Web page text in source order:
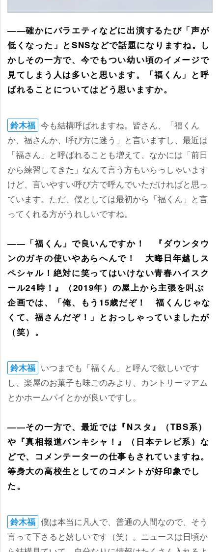
――確かにバラエティなどに出演するたび「声が
低くなった」とSNSなどで話題になりますね。し
かしその一方で、今でもつい幼い頃のイメージで
見てしまう人は多いと思います。「福くん」と呼
ばれることについてはどう思いますか。
鈴木福 今も結構呼ばれますね。皆さん、「福くん
か、福さんか、呼び方に迷う」と言いますし、最近は
「福さん」と呼ばれることも増えて、なかには「前日
から練習してきた」なんて言う方もいらっしゃいます
けど、言いやすい呼び方で呼んでいただければと思っ
ています。ただ、僕としては最初から「福くん」と言
ってくれる方がうれしいですね。
――「福くん」で良いんですか！ 『ダウンタウ
ンのガキの使いやあらへんで！ 大晦日年越しス
ペシャル！絶対に笑ってはいけない青春ハイスク
ール24時！』（2019年）の屋上から主張を叫ぶ
企画では、「俺、もう15歳だぞ！ 福くんじゃな
くて、福さんだぞ！」とおっしゃっていましたが
（笑）。
鈴木福 いつまでも「福くん」と呼んで欲しいです
し、楽屋のお菓子も味ごのみより、カントリーマアム
とかホームパイとかが良いですし。
――その一方で、最近では『Nスタ』（TBS系）
『真相報道バンキシャ！』（日本テレビ系）な
どで、コメンテーターの仕事もされていますね。
等身大の高校生としてのコメントが好印象でし
た。
鈴木福 僕は本当に凡人で、普通の人間なので、そう
言って下さると嬉しいです（笑）。ニュースは日頃か